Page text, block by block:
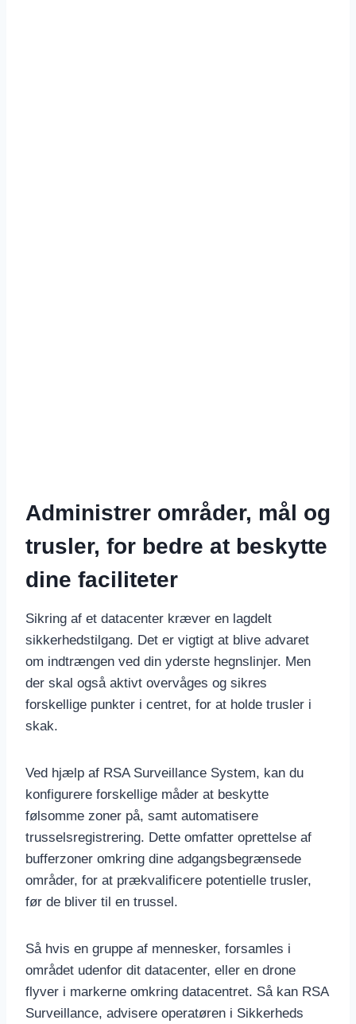
Administrer områder, mål og
trusler, for bedre at beskytte
dine faciliteter
Sikring af et datacenter kræver en lagdelt
sikkerhedstilgang. Det er vigtigt at blive advaret
om indtrængen ved din yderste hegnslinjer. Men
der skal også aktivt overvåges og sikres
forskellige punkter i centret, for at holde trusler i
skak.
Ved hjælp af RSA Surveillance System, kan du
konfigurere forskellige måder at beskytte
følsomme zoner på, samt automatisere
trusselsregistrering. Dette omfatter oprettelse af
bufferzoner omkring dine adgangsbegrænsede
områder, for at prækvalificere potentielle trusler,
før de bliver til en trussel.
Så hvis en gruppe af mennesker, forsamles i
området udenfor dit datacenter, eller en drone
flyver i markerne omkring datacentret. Så kan RSA
Surveillance, advisere operatøren i Sikkerheds